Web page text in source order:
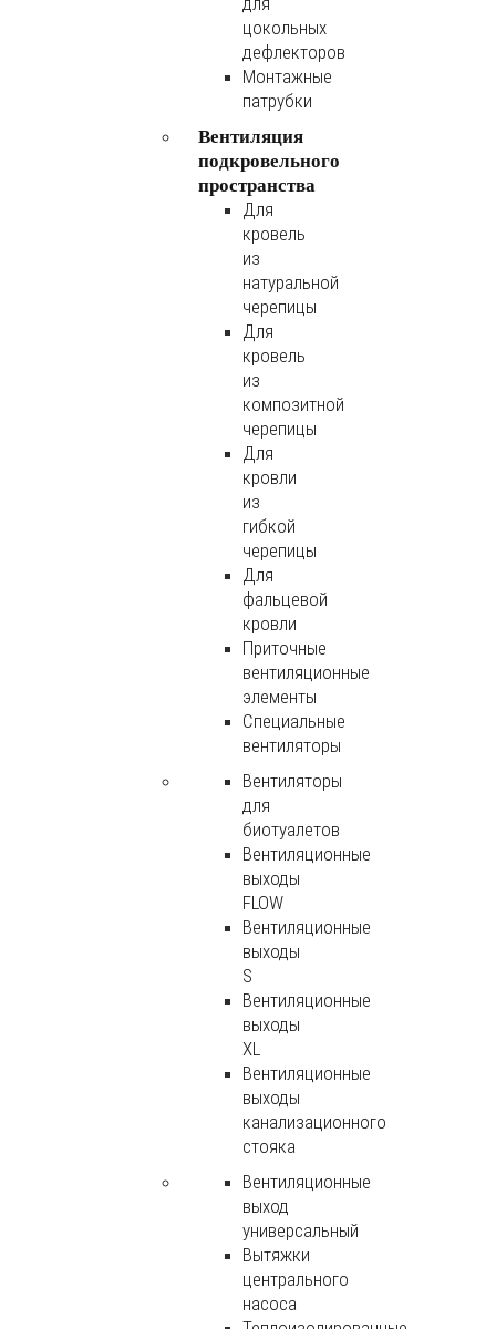
цокольных
дефлекторов
Монтажные
патрубки
Вентиляция
подкровельного
пространства
Для
кровель
из
натуральной
черепицы
Для
кровель
из
композитной
черепицы
Для
кровли
из
гибкой
черепицы
Для
фальцевой
кровли
Приточные
вентиляционные
элементы
Специальные
вентиляторы
Вентиляторы
для
биотуалетов
Вентиляционные
выходы
FLOW
Вентиляционные
выходы
S
Вентиляционные
выходы
XL
Вентиляционные
выходы
канализационного
стояка
Вентиляционные
выход
универсальный
Вытяжки
центрального
насоса